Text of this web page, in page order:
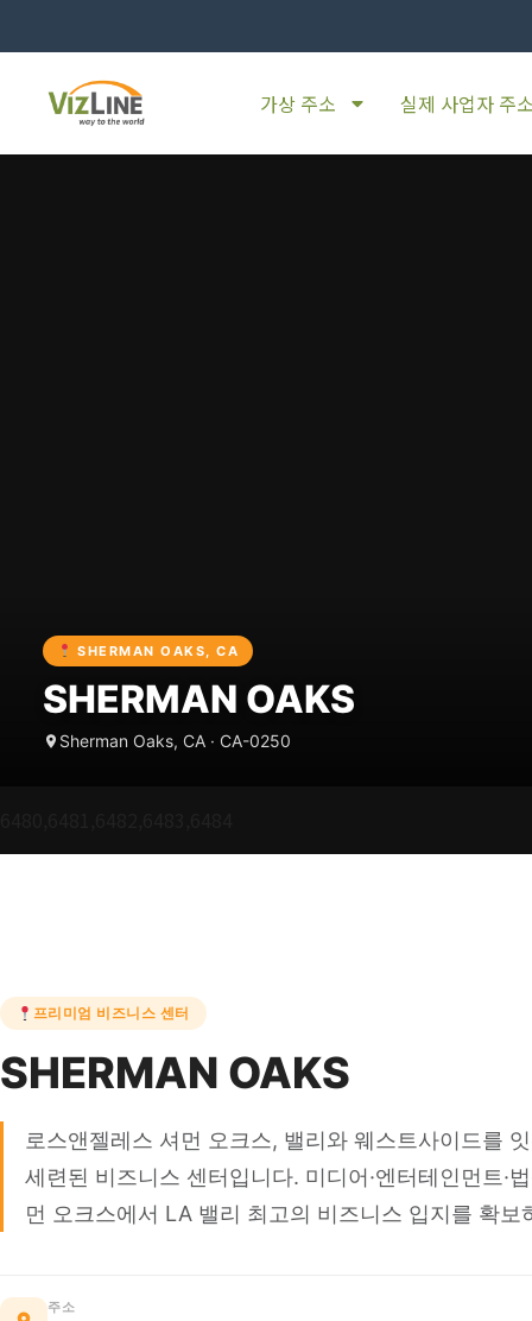
가상 주소 실제 사업자 주소
SHERMAN OAKS, CA
SHERMAN OAKS
Sherman Oaks, CA · CA-0250
프리미엄 비즈니스 센터
SHERMAN OAKS
로스앤젤레스 셔먼 오크스, 밸리와 웨스트사이드를
세련된 비즈니스 센터입니다. 미디어·엔터테인먼트·
먼 오크스에서 LA 밸리 최고의 비즈니스 입지를 확보
주소